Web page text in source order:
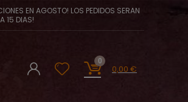
EN AGOSTO! LOS PEDIDOS SERAN
15 DIAS!
0
0,00 €